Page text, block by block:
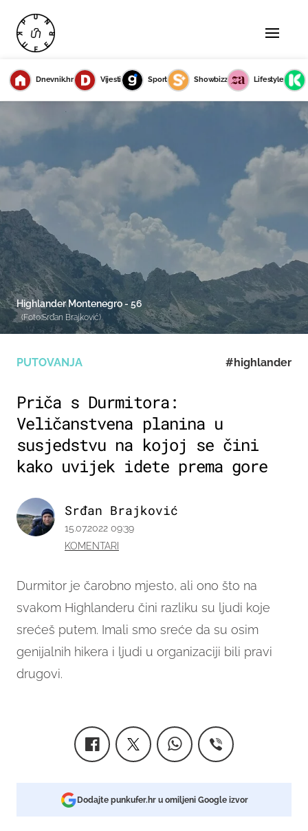
Dnevnik.hr Vijesti Sport Showbizz Lifestyle
PUTOVANJA #highlander
Priča s Durmitora:
Veličanstvena planina u
susjedstvu na kojoj se čini
kako uvijek idete prema gore
Durmitor je čarobno mjesto, ali ono što na
svakom Highlanderu čini razliku su ljudi koje
srećeš putem. Imali smo sreće da su osim
genijalnih hikera i ljudi u organizaciji bili pravi
drugovi.
Srđan Brajković
15.07.2022 09:39
KOMENTARI
Highlander Montenegro - 56
(Foto:Srđan Brajković)
Dodajte punkufer.hr u omiljeni Google izvor